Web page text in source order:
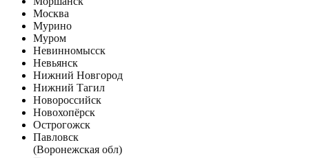
Москва
Мурино
Муром
Невинномысск
Невьянск
Нижний Новгород
Нижний Тагил
Новороссийск
Новохопёрск
Острогожск
Павловск
(Воронежская обл)